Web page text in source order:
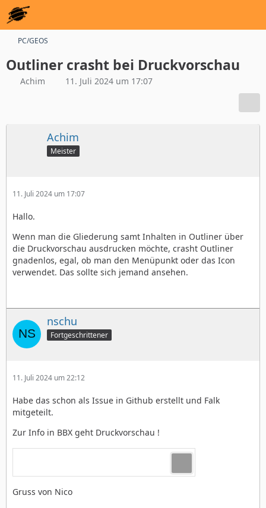
PC/GEOS
Outliner crasht bei Druckvorschau
Achim 11. Juli 2024 um 17:07
Achim
Meister
11. Juli 2024 um 17:07
Hallo.
Wenn man die Gliederung samt Inhalten in Outliner über
die Druckvorschau ausdrucken möchte, crasht Outliner
gnadenlos, egal, ob man den Menüpunkt oder das Icon
verwendet. Das sollte sich jemand ansehen.
nschu
Fortgeschrittener
11. Juli 2024 um 22:12
Habe das schon als Issue in Github erstellt und Falk
mitgeteilt.
Zur Info in BBX geht Druckvorschau !
Gruss von Nico